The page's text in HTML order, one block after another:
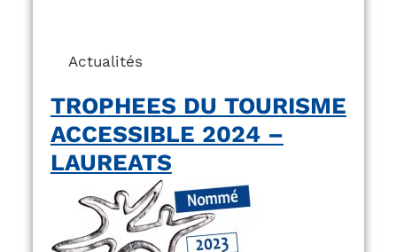
Actualités
TROPHEES DU TOURISME
ACCESSIBLE 2024 –
LAUREATS